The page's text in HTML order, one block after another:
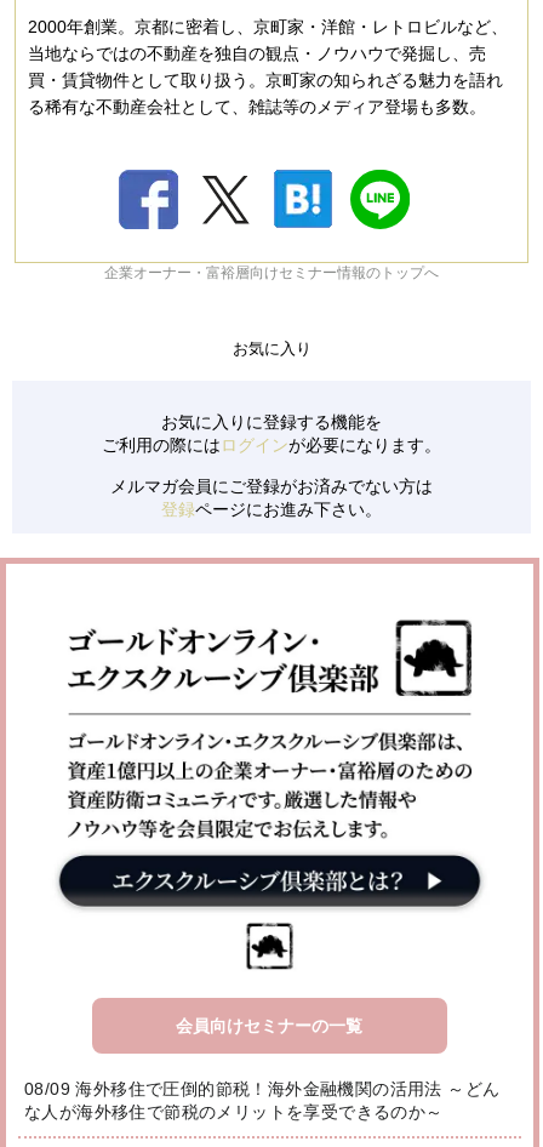
2000年創業。京都に密着し、京町家・洋館・レトロビルなど、
当地ならではの不動産を独自の観点・ノウハウで発掘し、売
買・賃貸物件として取り扱う。京町家の知られざる魅力を語れ
る稀有な不動産会社として、雑誌等のメディア登場も多数。
企業オーナー・富裕層向けセミナー情報のトップへ
お気に入り
お気に入りに登録する機能を
ご利用の際にはログインが必要になります。
メルマガ会員にご登録がお済みでない方は
登録ページにお進み下さい。
会員向けセミナーの一覧
08/09 海外移住で圧倒的節税！海外金融機関の活用法 ～どん
な人が海外移住で節税のメリットを享受できるのか～